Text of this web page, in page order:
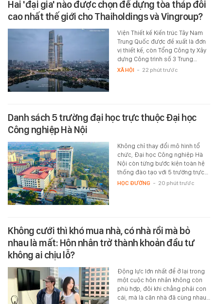
Hai 'đại gia' nào được chọn để dựng tòa tháp đôi
cao nhất thế giới cho Thaiholdings và Vingroup?
Viện Thiết kế Kiến trúc Tây Nam
Trung Quốc được đề xuất là đơn
vị thiết kế, còn Tổng Công ty Xây
dựng Công trình số 3 Trung…
XÃ HỘI - 22 phút trước
Danh sách 5 trường đại học trực thuộc Đại học
Công nghiệp Hà Nội
Không chỉ thay đổi mô hình tổ
chức, Đại học Công nghiệp Hà
Nội còn từng bước kiện toàn hệ
thống đào tạo với 5 trường trực…
HỌC ĐƯỜNG - 20 phút trước
Không cưới thì khó mua nhà, có nhà rồi mà bỏ
nhau là mất: Hôn nhân trở thành khoản đầu tư
không ai chịu lỗ?
Động lực lớn nhất để ở lại trong
một cuộc hôn nhân không còn
phù hợp, đôi khi chẳng phải con
cái, mà là căn nhà đã cùng nhau…